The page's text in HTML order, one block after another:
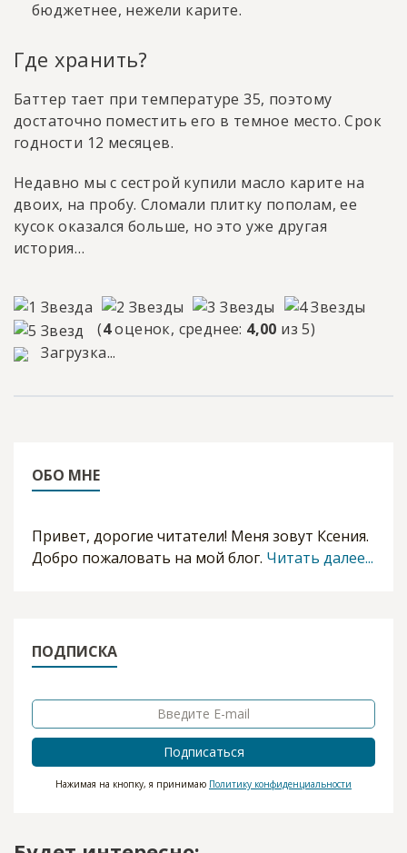
бюджетнее, нежели карите.
Где хранить?
Баттер тает при температуре 35, поэтому
достаточно поместить его в темное место. Срок
годности 12 месяцев.
Недавно мы с сестрой купили масло карите на
двоих, на пробу. Сломали плитку пополам, ее
кусок оказался больше, но это уже другая
история…
(4оценок, среднее: 4,00 из 5)
Загрузка...
ОБО МНЕ
Привет, дорогие читатели! Меня зовут Ксения.
Добро пожаловать на мой блог. Читать далее...
ПОДПИСКА
Подписаться
Нажимая на кнопку, я принимаю Политику конфиденциальности